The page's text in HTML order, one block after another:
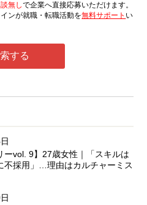
無しで企業へ直接応募いただけます。
ンが就職・転職活動を無料サポート い
ーvol. 9】27歳女性｜「スキルは
不採用」…理由はカルチャーミス